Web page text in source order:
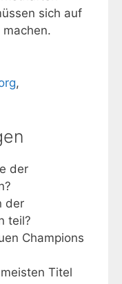
sich auf
machen.
,
der
der
teil?
Champions
Titel